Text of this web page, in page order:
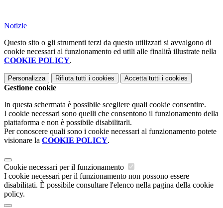
Notizie
Questo sito o gli strumenti terzi da questo utilizzati si avvalgono di
cookie necessari al funzionamento ed utili alle finalità illustrate nella
COOKIE POLICY.
Personalizza Rifiuta tutti i cookies Accetta tutti i cookies
Gestione cookie
In questa schermata è possibile scegliere quali cookie consentire.
I cookie necessari sono quelli che consentono il funzionamento della
piattaforma e non è possibile disabilitarli.
Per conoscere quali sono i cookie necessari al funzionamento potete
visionare la COOKIE POLICY.
Cookie necessari per il funzionamento
I cookie necessari per il funzionamento non possono essere
disabilitati. È possibile consultare l'elenco nella pagina della cookie
policy.